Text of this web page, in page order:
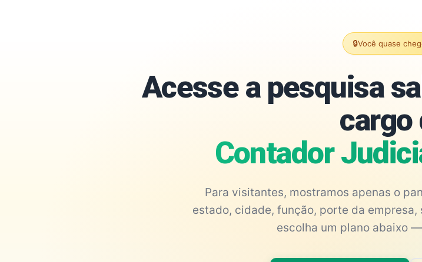
🔒Você quase
Acesse a pesquisa
cargo
Contador
Para visitantes, mostramos apenas o
estado, cidade, função, porte da empresa,
escolha um plano abaixo